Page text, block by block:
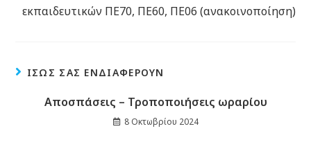
εκπαιδευτικών ΠΕ70, ΠΕ60, ΠΕ06 (ανακοινοποίηση)
ΊΣΩΣ ΣΑΣ ΕΝΔΙΑΦΈΡΟΥΝ
Αποσπάσεις – Τροποποιήσεις ωραρίου
8 Οκτωβρίου 2024